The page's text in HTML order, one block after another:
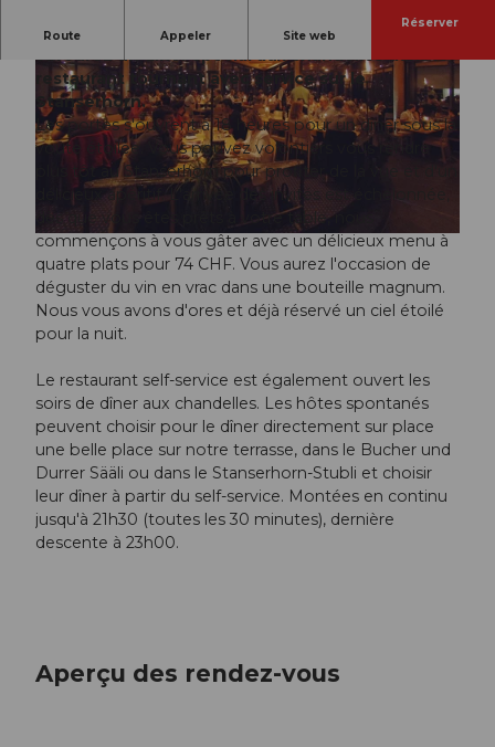
© Stanserhorn |CC-BY-NC-ND
©CC-BY-NC-ND
Route Appeler Site web
Réserver
Plongez dans une ambiance romantique et
savourez un dîner spécial aux chandelles dans le
restaurant tournant avec service sur le
Stanserhorn.
Les portes s'ouvrent à 18 heures pour un dîner sous la
voûte étoilée. Vous pouvez volontiers vous rendre
plus tôt au Stanserhorn pour profiter de la vue et d'un
délicieux apéritif. L'arrivée des invités est échelonnée,
dès que vous êtes prêts à votre table, nous
commençons à vous gâter avec un délicieux menu à
quatre plats pour 74 CHF. Vous aurez l'occasion de
déguster du vin en vrac dans une bouteille magnum.
Nous vous avons d'ores et déjà réservé un ciel étoilé
pour la nuit.
Le restaurant self-service est également ouvert les
soirs de dîner aux chandelles. Les hôtes spontanés
peuvent choisir pour le dîner directement sur place
une belle place sur notre terrasse, dans le Bucher und
Durrer Sääli ou dans le Stanserhorn-Stubli et choisir
leur dîner à partir du self-service. Montées en continu
jusqu'à 21h30 (toutes les 30 minutes), dernière
descente à 23h00.
Aperçu des rendez-vous